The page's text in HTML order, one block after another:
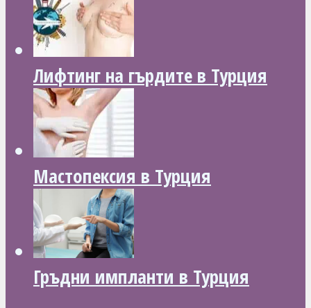
Лифтинг на гърдите в Турция
Мастопексия в Турция
Гръдни импланти в Турция